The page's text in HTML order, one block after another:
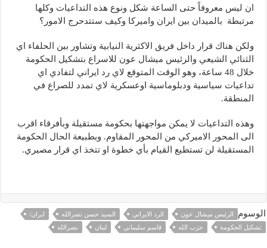
ان ليس معروفاً حتى الساعة شكل ونوع هذه التداعيات وكلها
مرتبطة بالميدان بين ايران واميركا وكيف ستتدحرج الامور؟
ولكن هناك قرار داخل فريق الاكثرية النيابية وتشاور بين الحلفاء اي
الثنائي الشيعي والرئيس ميشال عون للاسراع بتشكيل الحكومة
خلال 48 ساعة، وهو الوقت المتوقع لاي رد ايراني لتفادي اي
تداعيات سياسية ودبلوماسية اوعسكرية لاي تمدد للصراع في
المنطقة.
وهذه التداعيات لا يمكن مواجهتها بحكومة مستقيلة وبأفرقاء اقرب
الى المحور الاميركي من المحور المقاوم. وبطبيعة الحال الحكومة
المستقيلة لن تستطيع القيام بأي خطوة او تتخذ اي قرار مصيري.
الوسوم الرئيس ميشال عون الرد الايراني السيد حسن نصرالله
ايران/
تشكيل الحكومة
حزب الله قاسم سليماني لبنان نصرالله